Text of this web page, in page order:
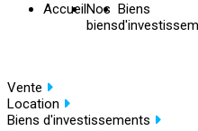
AccueilNos
biens
Biens
Vente
Location
Biens d'investissements